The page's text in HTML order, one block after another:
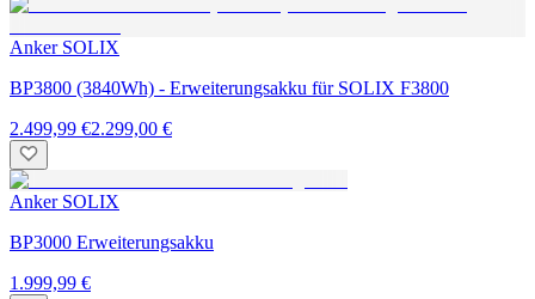
Anker SOLIX
BP3800 (3840Wh) - Erweiterungsakku für SOLIX F3800
2.499,99 €2.299,00 €
Anker SOLIX
BP3000 Erweiterungsakku
1.999,99 €